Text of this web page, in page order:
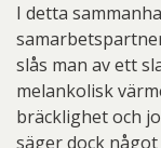
I detta
slås man av ett
melankolisk
bräcklighet och
säger dock